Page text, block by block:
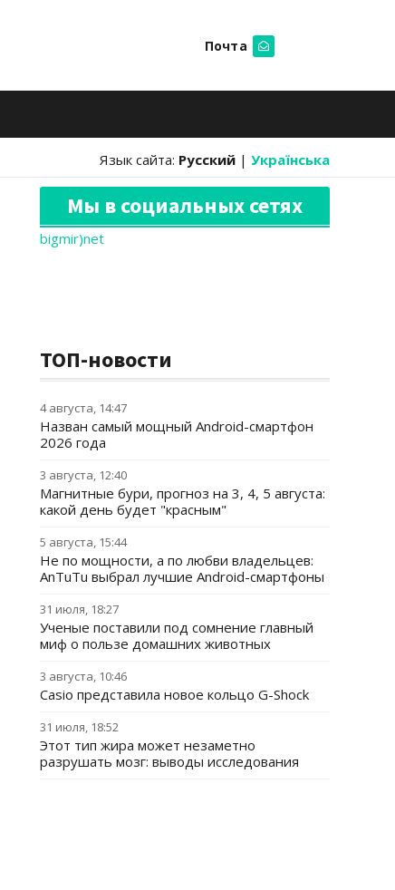
Почта
Язык сайта: Русский | Українська
Мы в социальных сетях
bigmir)net
ТОП-новости
4 августа, 14:47
Назван самый мощный Android-смартфон
2026 года
3 августа, 12:40
Магнитные бури, прогноз на 3, 4, 5 августа:
какой день будет "красным"
5 августа, 15:44
Не по мощности, а по любви владельцев:
AnTuTu выбрал лучшие Android-смартфоны
31 июля, 18:27
Ученые поставили под сомнение главный
миф о пользе домашних животных
3 августа, 10:46
Casio представила новое кольцо G-Shock
31 июля, 18:52
Этот тип жира может незаметно
разрушать мозг: выводы исследования